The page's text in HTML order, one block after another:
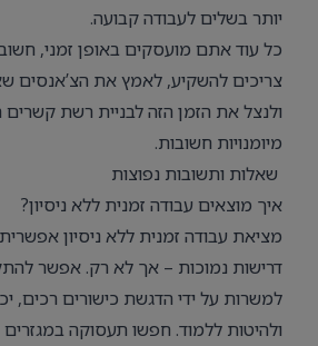
יותר בשלים לעבודה קבועה.
כל עוד אתם מועסקים באופן זמני,
צריכים להשקיע, לאמץ את הצ’אנסים
ולנצל את הזמן הזה לבניית רשת קשרים
מיומנויות חשובות.
שאלות ותשובות נפוצות
איך מוצאים עבודה זמנית ללא ניסיון?
מציאת עבודה זמנית ללא ניסיון
דרישות נמוכות – אך לא רק. אפשר
למשרות על ידי הדגשת כישורים רכים,
ולהיטות ללמוד. חפשו תעסוקה במגזרים